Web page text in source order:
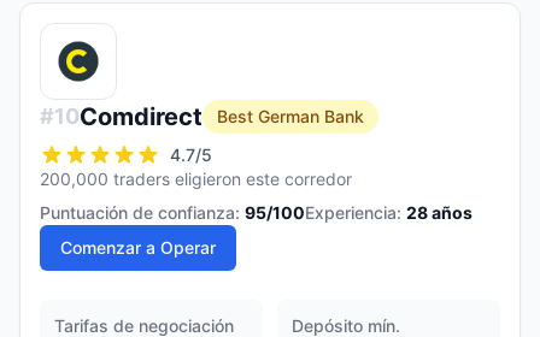
#10Comdirect
Best German Bank
4.7/5
200,000 traders eligieron este corredor
Puntuación de confianza: 95/100Experiencia: 28años
Comenzar a Operar
Tarifas de negociación
Depósito mín.